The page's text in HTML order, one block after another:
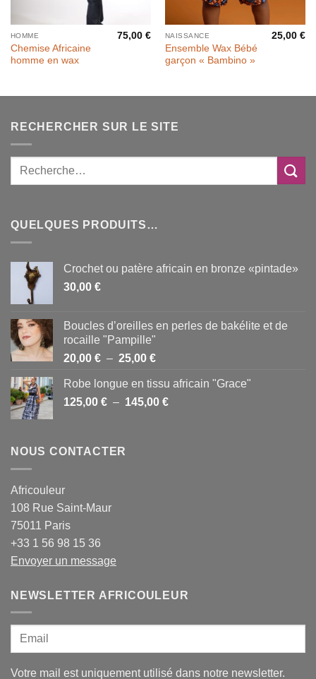
HOMME
Chemise Africaine
homme en wax
75,00€ NAISSANCE
Ensemble Wax Bébé
garçon « Bambino »
25,00€
RECHERCHER SUR LE SITE
QUELQUES PRODUITS…
Crochet ou patère africain en bronze «pintade»
30,00 €
Boucles d’oreilles en perles de bakélite et de
rocaille "Pampille"
20,00 € – 25,00 €Plage
prix :
20,00 €
Robe longue en tissu africain "Grace"
125,00 € – 145,00 €Plage
NOUS CONTACTER
Africouleur
108 Rue Saint-Maur
75011 Paris
+33 1 56 98 15 36
Envoyer un message
NEWSLETTER AFRICOULEUR
Votre mail est uniquement utilisé dans notre newsletter.